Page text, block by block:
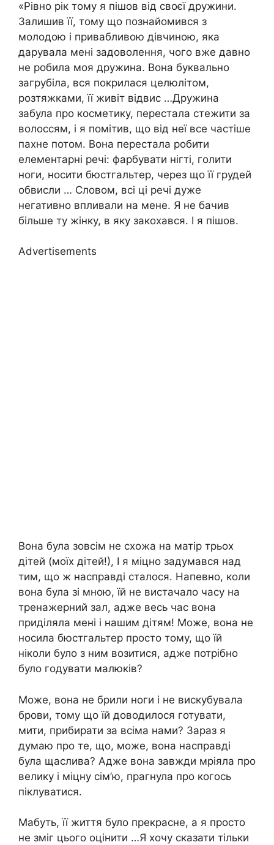
«Рівно рік тому я пішов від своєї дружини.
Залишив її, тому що познайомився з
молодою і привабливою дівчиною, яка
дарувала мені задоволення, чого вже давно
не робила моя дружина. Вона буквально
загрубіла, вся покрилася целюлітом,
розтяжками, її живіт відвис …Дружина
забула про косметику, перестала стежити за
волоссям, і я помітив, що від неї все частіше
пахне потом. Вона перестала робити
елементарні речі: фарбувати нігті, голити
ноги, носити бюстгальтер, через що її грудей
обвисли … Словом, всі ці речі дуже
негативно впливали на мене. Я не бачив
більше ту жінку, в яку закохався. І я пішов.
Advertisements
Вона була зовсім не схожа на матір трьох
дітей (моїх дітей!), І я міцно задумався над
тим, що ж насправді сталося. Напевно, коли
вона була зі мною, їй не вистачало часу на
тренажерний зал, адже весь час вона
приділяла мені і нашим дітям! Може, вона не
носила бюстгальтер просто тому, що їй
ніколи було з ним возитися, адже потрібно
було годувати малюків?
Може, вона не брили ноги і не вискубувала
брови, тому що їй доводилося готувати,
мити, прибирати за всіма нами? Зараз я
думаю про те, що, може, вона насправді
була щаслива? Адже вона завжди мріяла про
велику і міцну сім’ю, прагнула про когось
піклуватися.
Мабуть, її життя було прекрасне, а я просто
не зміг цього оцінити …Я хочу сказати тільки